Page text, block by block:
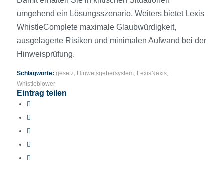
umgehend ein Lösungsszenario. Weiters bietet Lexis
WhistleComplete maximale Glaubwürdigkeit,
ausgelagerte Risiken und minimalen Aufwand bei der
Hinweisprüfung.
Schlagworte: gesetz, Hinweisgebersystem LexisNexis,
Whistleblower
Eintrag teilen